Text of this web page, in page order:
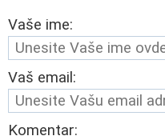
Vaše ime:
Vaš email:
Komentar: